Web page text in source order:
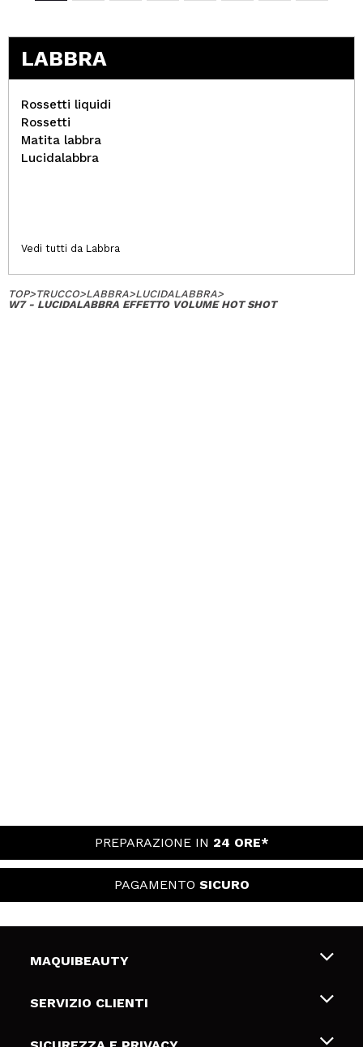
LABBRA
Rossetti liquidi
Rossetti
Matita labbra
Lucidalabbra
Vedi tutti da Labbra
TOP>TRUCCO>LABBRA>LUCIDALABBRA>
W7 - LUCIDALABBRA EFFETTO VOLUME HOT SHOT
PREPARAZIONE IN 24 ORE*
PAGAMENTO SICURO
MAQUIBEAUTY
Chi siamo
SERVIZIO CLIENTI
Spedizioni & Resi